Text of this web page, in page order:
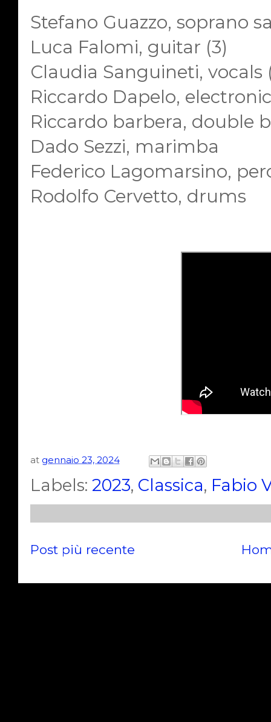
Stefano Guazzo, soprano
Luca Falomi, guitar (3)
Claudia Sanguineti, vocals
Riccardo Dapelo,
Riccardo barbera, double
Dado Sezzi, marimba
Federico Lagomarsino,
Rodolfo Cervetto, drums
at gennaio 23, 2024
Labels: 2023, Classica, Fabio
Post più recente